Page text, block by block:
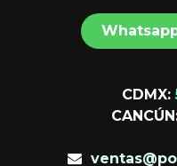
CDMX: